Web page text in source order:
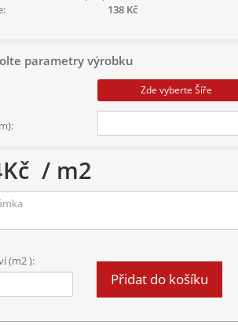
138 Kč
parametry výrobku
Zde vyberte Šíře
Kč / m2
(m2 ):
Přidat do košíku